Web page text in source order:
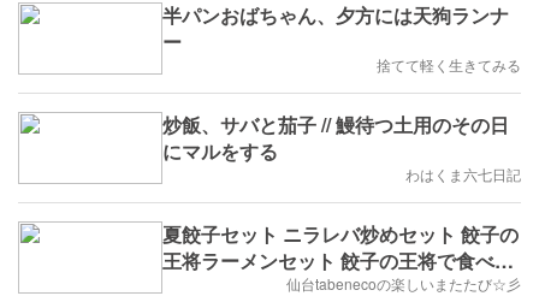
半パンおばちゃん、夕方には天狗ランナ
ー
捨てて軽く生きてみる
炒飯、サバと茄子 // 鰻待つ土用のその日
にマルをする
わはくま六七日記
夏餃子セット ニラレバ炒めセット 餃子の
王将ラーメンセット 餃子の王将で食べて
きたじょ(๑ÒωÓ๑)仙台tabenecoの楽しいまたたび☆彡